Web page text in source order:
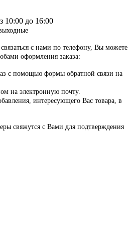
з 10:00 до 16:00
с нами по телефону, Вы можете
оформления заказа:
с помощью формы обратной связи на
на электронную почту.
интересующего Вас товара, в
свяжутся с Вами для подтверждения